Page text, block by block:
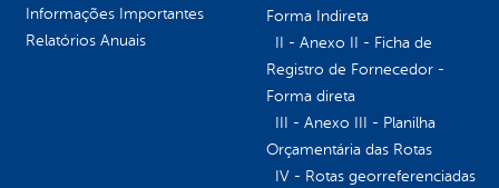
Informações Importantes
Relatórios Anuais
Forma Indireta
II - Anexo II - Ficha de
Registro de Fornecedor -
Forma direta
III - Anexo III - Planilha
Orçamentária das Rotas
IV - Rotas georreferenciadas